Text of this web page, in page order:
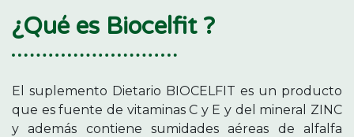
¿Qué es Biocelfit ?
El suplemento Dietario BIOCELFIT es un producto
que es fuente de vitaminas C y E y del mineral ZINC
y además contiene sumidades aéreas de alfalfa